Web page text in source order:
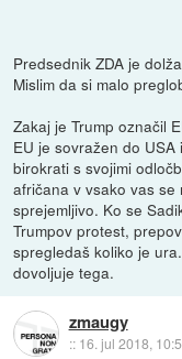
Predsednik ZDA je
Mislim da si malo
Zakaj je Trump označil
EU je sovražen do
birokrati s svojimi
afričana v vsako vas
sprejemljivo. Ko se
Trumpov protest,
spregledaš koliko je
dovoljuje tega.
zmaugy
:: 16. jul 2018,